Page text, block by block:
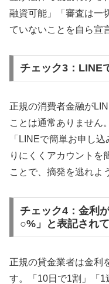
融資可能」「審査は一
ていないことを自ら宣
チェック3：LINE
正規の消費者金融が
ことは通常ありません
「LINEで簡単お申し
りにくくアカウントを
ことで、摘発を逃れよ
チェック4：金利
○%」と表記され
正規の貸金業者は金利
す。「10日で1割」「